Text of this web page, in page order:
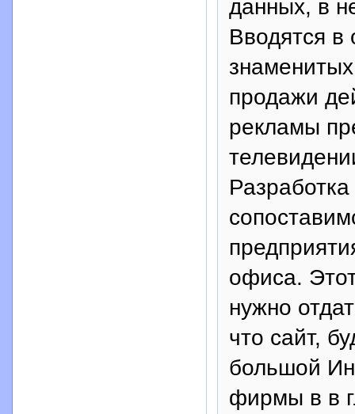
данных, в
Вводятся в
продажи
рекламы
офиса.
нужно
что сайт,
большой
фирмы в в